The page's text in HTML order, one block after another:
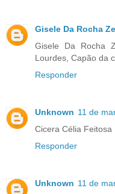
Gisele Da Rocha
Gisele Da Rocha
Lourdes, Capão da
Responder
Unknown 11 de
Cicera Célia
Responder
Unknown 11 de